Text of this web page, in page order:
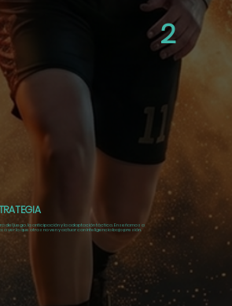
2
del juego, la anticipación y la adaptación táctica.Enseñamos a
a ver lo que otros no ven y actuar con inteligencia bajo presión.